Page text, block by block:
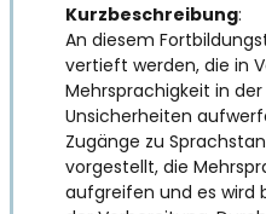
Kurzbeschreibung:
An diesem
vertieft werden, die in
Mehrsprachigkeit in
Unsicherheiten
Zugänge zu
vorgestellt, die
aufgreifen und es wird